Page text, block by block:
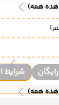
همه)
همه)
شرایط